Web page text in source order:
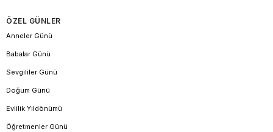
ÖZEL GÜNLER
Anneler Günü
Babalar Günü
Sevgililer Günü
Doğum Günü
Evlilik Yıldönümü
Öğretmenler Günü